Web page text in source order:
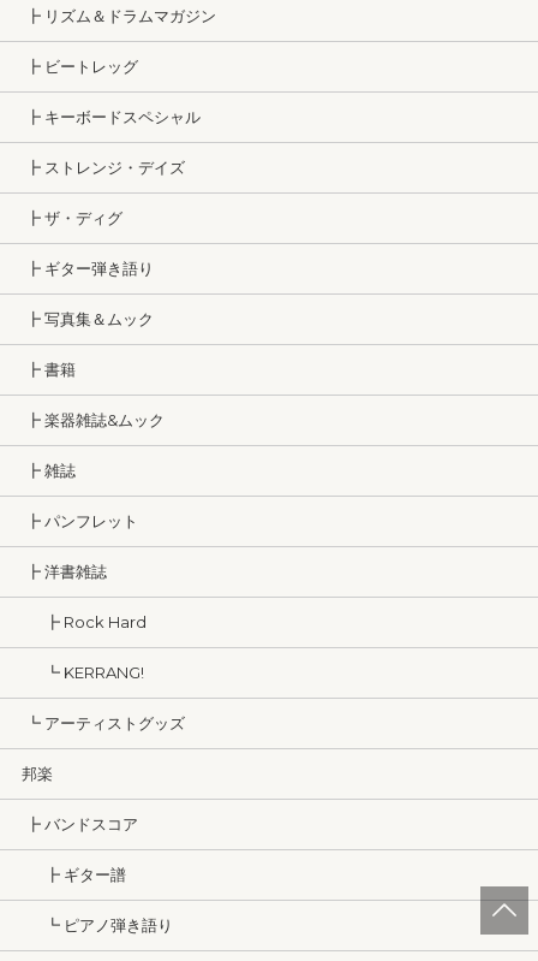
┣ リズム＆ドラムマガジン
┣ ビートレッグ
┣ キーボードスペシャル
┣ ストレンジ・デイズ
┣ ザ・ディグ
┣ ギター弾き語り
┣ 写真集＆ムック
┣ 書籍
┣ 楽器雑誌&ムック
┣ 雑誌
┣ パンフレット
┣ 洋書雑誌
┣ Rock Hard
┗ KERRANG!
┗ アーティストグッズ
邦楽
┣ バンドスコア
┣ ギター譜
┗ ピアノ弾き語り